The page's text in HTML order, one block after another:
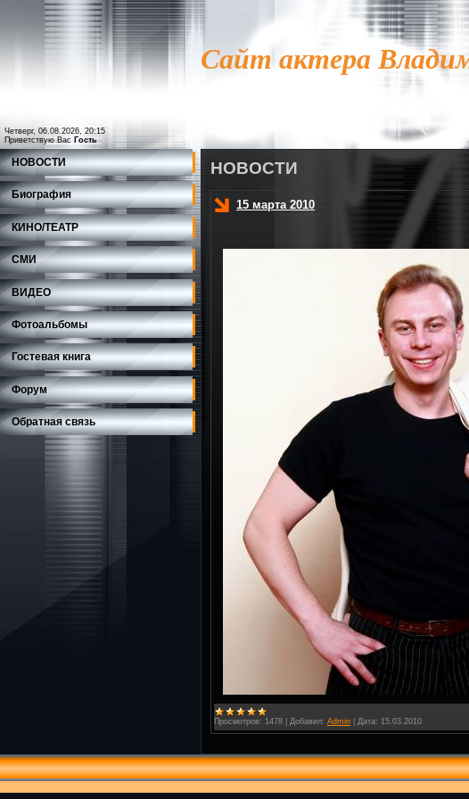
Четверг, 06.08.2026, 20:15
Приветствую Вас Гость
Сайт актера
НОВОСТИ
Биография
КИНО/ТЕАТР
СМИ
ВИДЕО
Фотоальбомы
Гостевая книга
Форум
Обратная связь
НОВОСТИ
15 марта 2010
Просмотров: 1478 Добавил: Admin Дата: 15.03.2010